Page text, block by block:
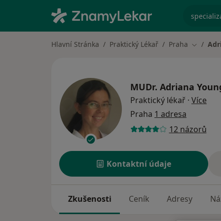
Hlavní Stránka Praktický Lékař Praha Změna
MUDr. Adriana
Praktický lékař · Více
Praha 1 adresa
12 názorů
Kontaktní údaje
Zkušenosti Ceník Adresy